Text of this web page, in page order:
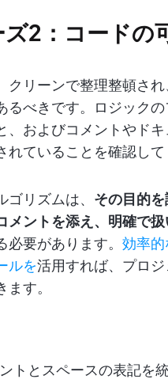
2： コードの
クリーンで整理整頓さ
るべきです。ロジック
、およびコメントやド
れていることを確認して
ゴリズムは、 その目的
メントを添え、明確で
必要があります。 効率的
ルを活用すれば、プロ
ます。
トとスペースの表記を